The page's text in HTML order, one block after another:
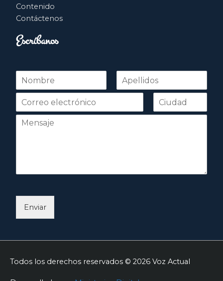
Contenido
Contáctenos
Escríbanos
N
m
r
Nombre Apellidos
Enviar
Todos los derechos reservados © 2026 Voz Actual